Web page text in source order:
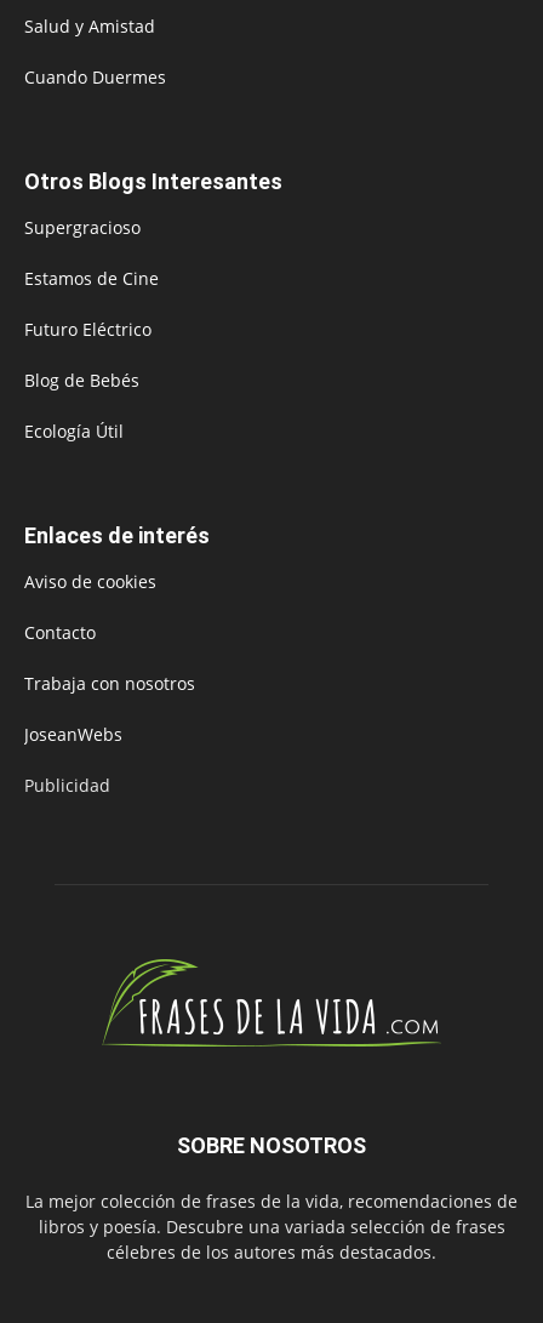
Salud y Amistad
Cuando Duermes
Otros Blogs Interesantes
Supergracioso
Estamos de Cine
Futuro Eléctrico
Blog de Bebés
Ecología Útil
Enlaces de interés
Aviso de cookies
Contacto
Trabaja con nosotros
JoseanWebs
Publicidad
SOBRE NOSOTROS
La mejor colección de frases de la vida, recomendaciones de
libros y poesía. Descubre una variada selección de frases
célebres de los autores más destacados.